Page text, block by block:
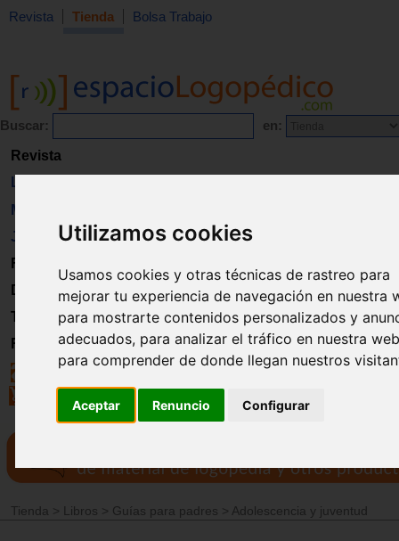
Utilizamos cookies
Usamos cookies y otras técnicas de rastreo para
mejorar tu experiencia de navegación en nuestra
para mostrarte contenidos personalizados y
adecuados, para analizar el tráfico en nuestra
para comprender de donde llegan nuestros
Aceptar Renuncio Configurar
Revista Tienda Bolsa Trabajo
Buscar: en:
Revista
Libros
Material
Juguetes
Formación
Directorio
Trabajo
Registro
Tienda > Libros > Guías para padres > Adolescencia y juventud